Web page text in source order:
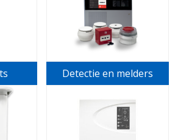
Detectie en melders